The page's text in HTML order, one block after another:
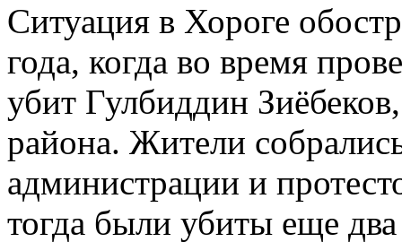
Ситуация в Хороге
года, когда во время
убит Гулбиддин
района. Жители
администрации и
тогда были убиты еще